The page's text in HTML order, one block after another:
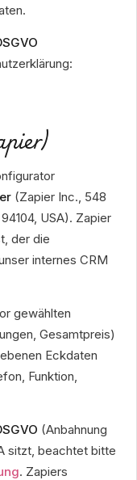
(Zapier Inc., 548
USA). Zapier
der die
internes CRM
gewählten
Gesamtpreis)
Eckdaten
Funktion,
(Anbahnung
sitzt, beachtet bitte
. Zapiers